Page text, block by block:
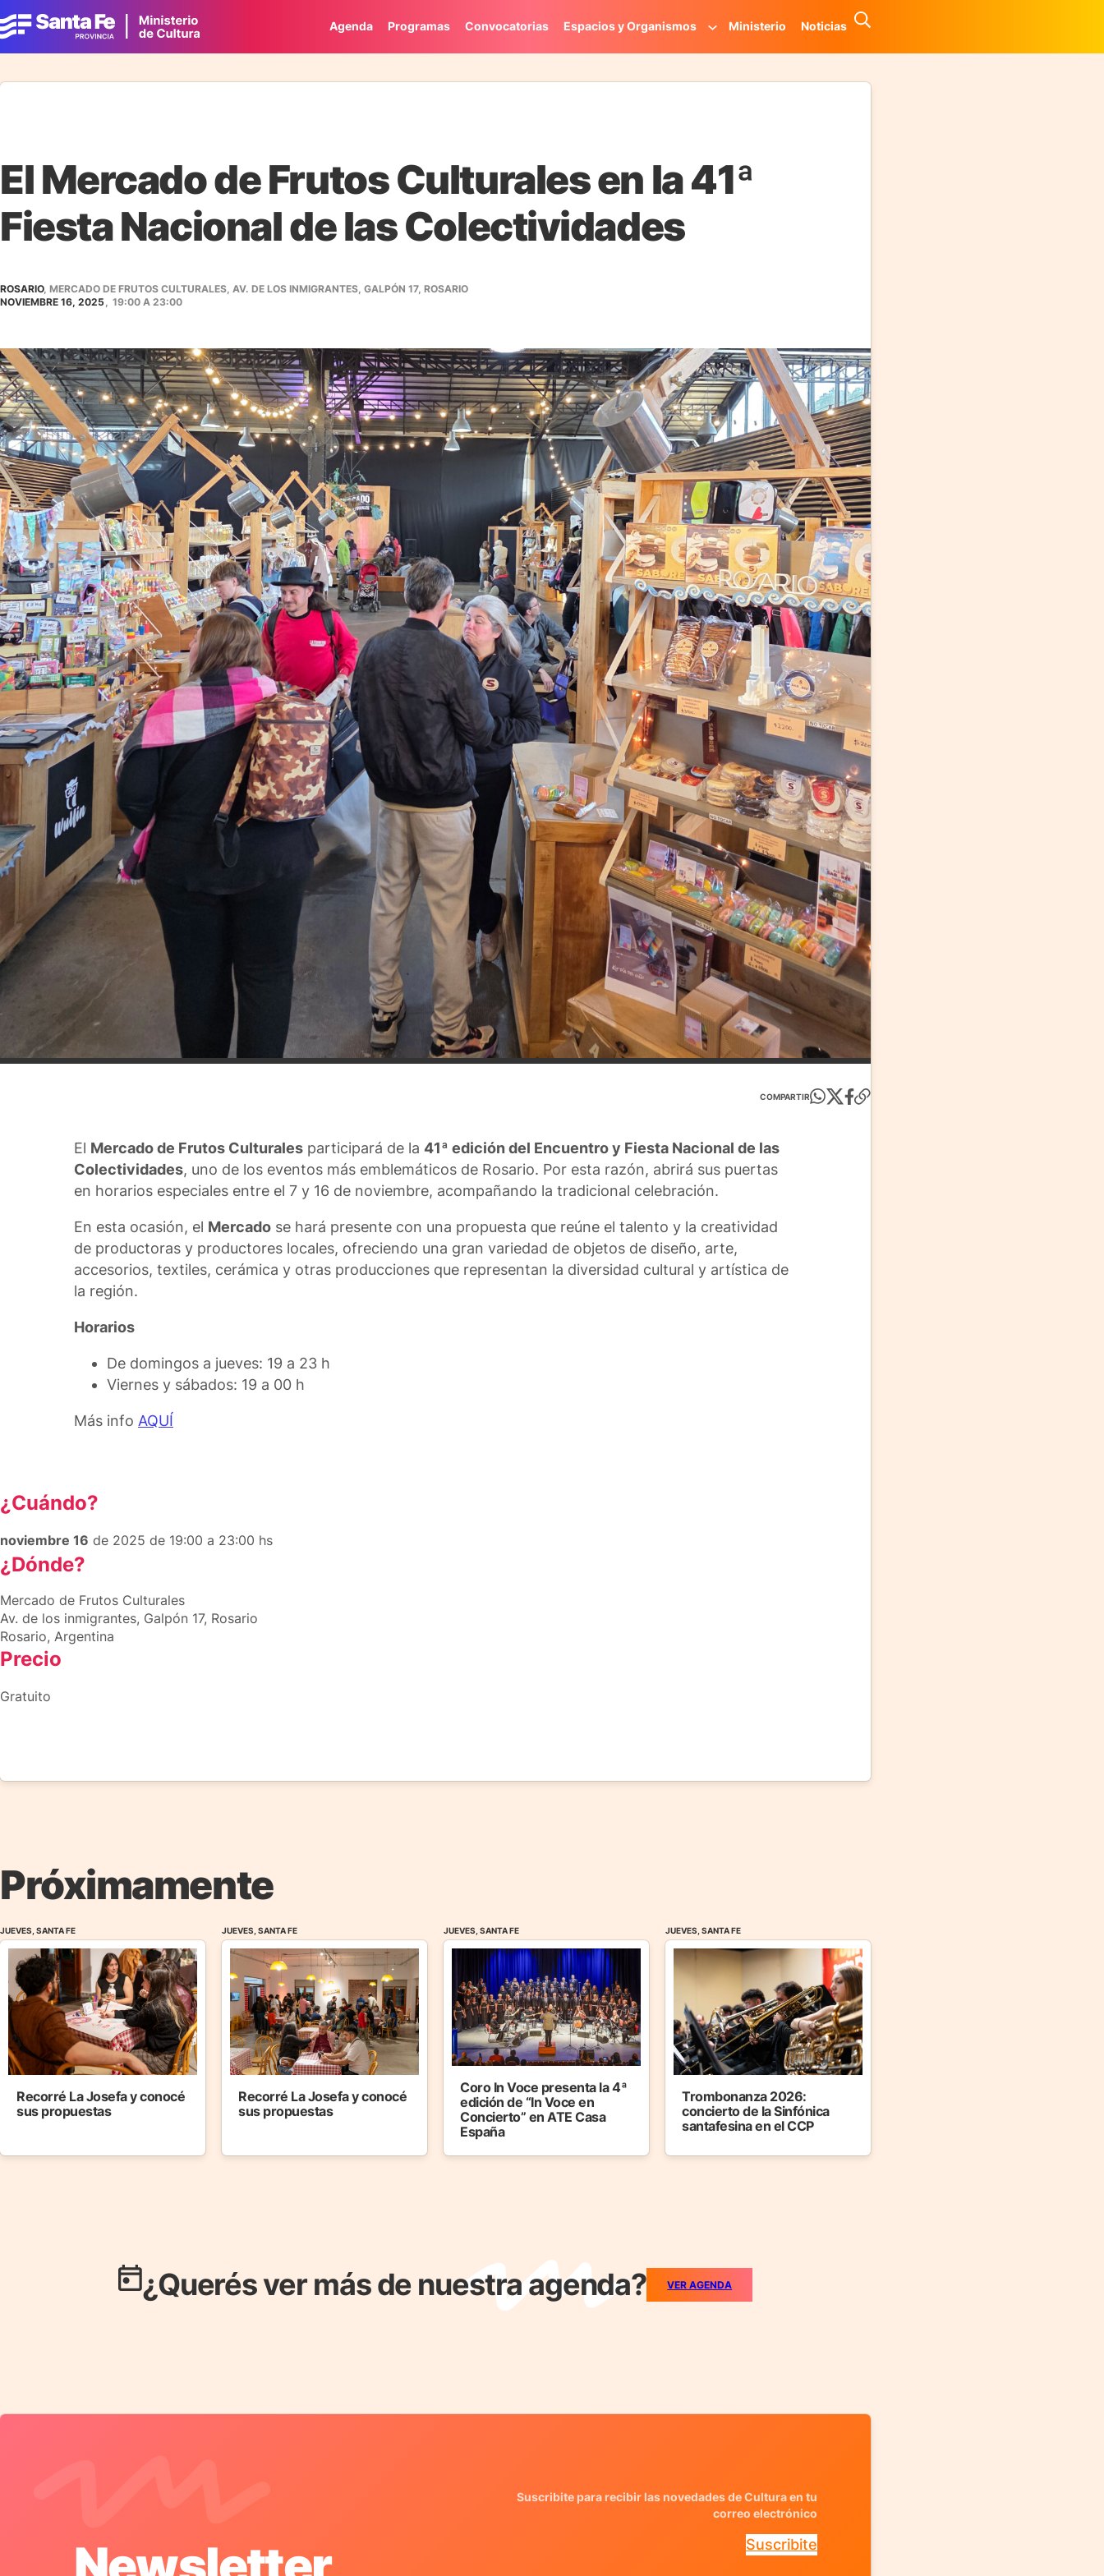
Agenda Programas Convocatorias Espacios y Organismos Ministerio Noticias
El Mercado de Frutos Culturales en la 41ª
Fiesta Nacional de las Colectividades
ROSARIO, MERCADO DE FRUTOS CULTURALES, AV. DE LOS INMIGRANTES, GALPÓN 17, ROSARIO
NOVIEMBRE 16, 2025
19:00 A 23:00
COMPARTIR
El Mercado de Frutos Culturales participará de la 41ª edición del Encuentro y Fiesta Nacional de las
Colectividades, uno de los eventos más emblemáticos de Rosario. Por esta razón, abrirá sus puertas
en horarios especiales entre el 7 y 16 de noviembre, acompañando la tradicional celebración.
En esta ocasión, el Mercado se hará presente con una propuesta que reúne el talento y la creatividad
de productoras y productores locales, ofreciendo una gran variedad de objetos de diseño, arte,
accesorios, textiles, cerámica y otras producciones que representan la diversidad cultural y artística de
la región.
Horarios
De domingos a jueves: 19 a 23 h
Viernes y sábados: 19 a 00 h
Más info AQUÍ
¿Cuándo?
noviembre 16 de 2025 de 19:00 a 23:00 hs
¿Dónde?
Mercado de Frutos Culturales
Av. de los inmigrantes, Galpón 17, Rosario
Rosario, Argentina
Precio
Gratuito
Próximamente
JUEVES, SANTA FE
Recorré La Josefa y conocé
sus propuestas
JUEVES, SANTA FE
Recorré La Josefa y conocé
sus propuestas
JUEVES, SANTA FE
Coro In Voce presenta la 4ª
edición de “In Voce en
Concierto” en ATE Casa
España
JUEVES, SANTA FE
Trombonanza 2026:
concierto de la Sinfónica
santafesina en el CCP
¿Querés ver más de nuestra agenda? VER AGENDA
Suscribite para recibir las novedades de Cultura en tu
correo electrónico
Suscribite